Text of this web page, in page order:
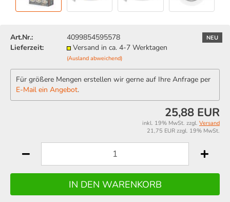
NEU
Art.Nr.:
4099854595578
Lieferzeit:
Versand in ca. 4-7 Werktagen
(Ausland abweichend)
Für größere Mengen erstellen wir gerne auf Ihre Anfrage per
E-Mail ein Angebot.
25,88 EUR
inkl. 19% MwSt. zzgl. Versand
21,75 EUR zzgl. 19% MwSt.